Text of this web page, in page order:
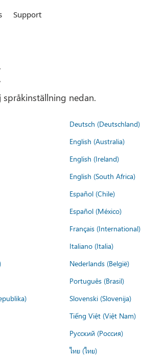
Support
nedan.
Deutsch (Deutschland)
English (Australia)
English (Ireland)
English (South Africa)
Español (Chile)
Español (México)
Français (International)
Italiano (Italia)
Nederlands (België)
Português (Brasil)
Slovenski (Slovenija)
Tiếng Việt (Việt Nam)
Русский (Россия)
ไทย (ไทย)